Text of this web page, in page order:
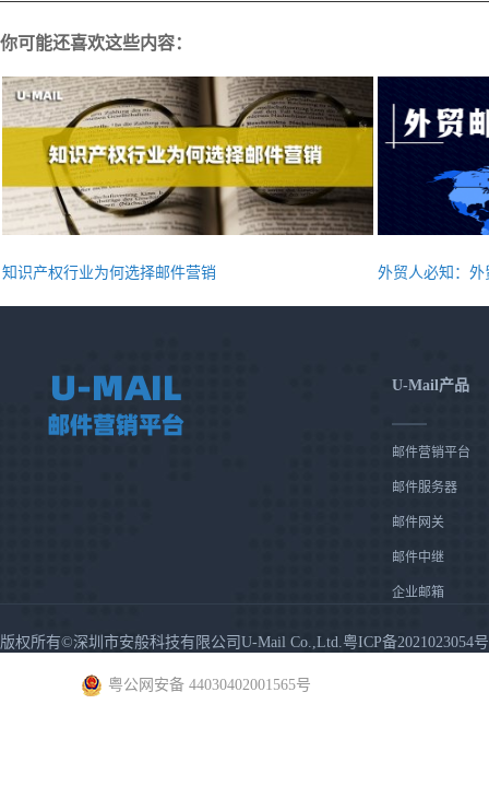
你可能还喜欢这些内容：
知识产权行业为何选择邮件营销 外贸人必知：
U-Mail产品
邮件营销平台
邮件服务器
邮件网关
邮件中继
企业邮箱
版权所有©深圳市安般科技有限公司U-Mail Co.,Ltd.粤ICP备2021023054号
粤公网安备 44030402001565号